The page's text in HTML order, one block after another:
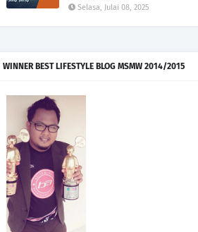
Selasa, Julai 08, 2025
WINNER BEST LIFESTYLE BLOG MSMW 2014/2015